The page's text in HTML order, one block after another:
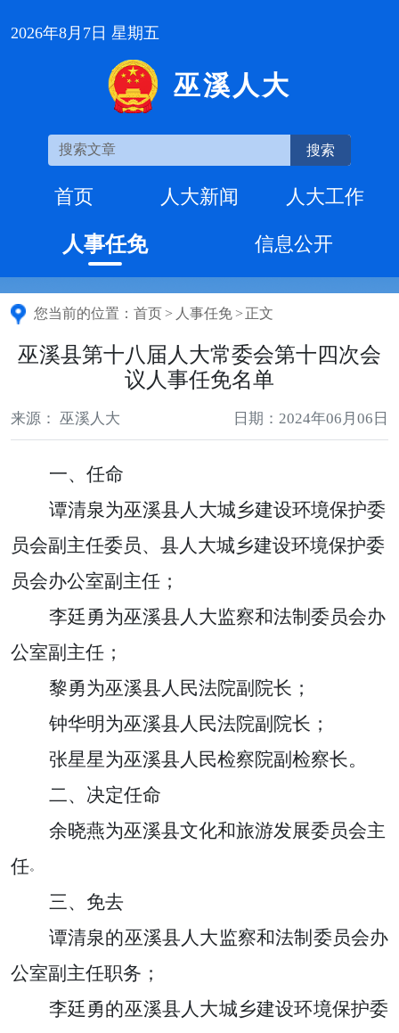
2026年8月7日 星期五
巫溪人大
搜索
首页 人大新闻 人大工作
人事任免 信息公开
您当前的位置： 首页 > 人事任免 > 正文
巫溪县第十八届人大常委会第十四次会
议人事任免名单
来源： 巫溪人大 日期：2024年06月06日
一、任命
谭清泉为巫溪县人大城乡建设环境保护委
员会副主任委员、县人大城乡建设环境保护委
员会办公室副主任；
李廷勇为巫溪县人大监察和法制委员会办
公室副主任；
黎勇为巫溪县人民法院副院长；
钟华明为巫溪县人民法院副院长 ；
张星星为巫溪县人民检察院副检察长。
二、决定任命
余晓燕为巫溪县文化和旅游发展委员会主
任。
三、免去
谭清泉的巫溪县人大监察和法制委员会办
公室副主任职务 ；
李廷勇的巫溪县人大城乡建设环境保护委